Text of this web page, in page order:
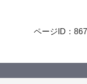
ページID：